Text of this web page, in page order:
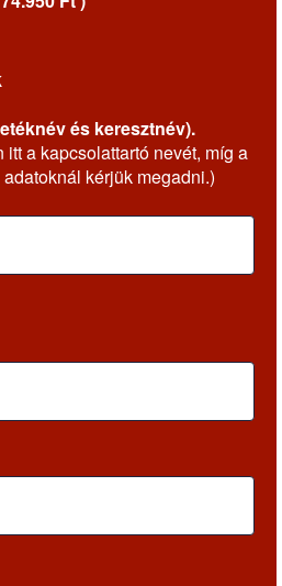
és keresztnév).
a kapcsolattartó nevét, míg a
kérjük megadni.)